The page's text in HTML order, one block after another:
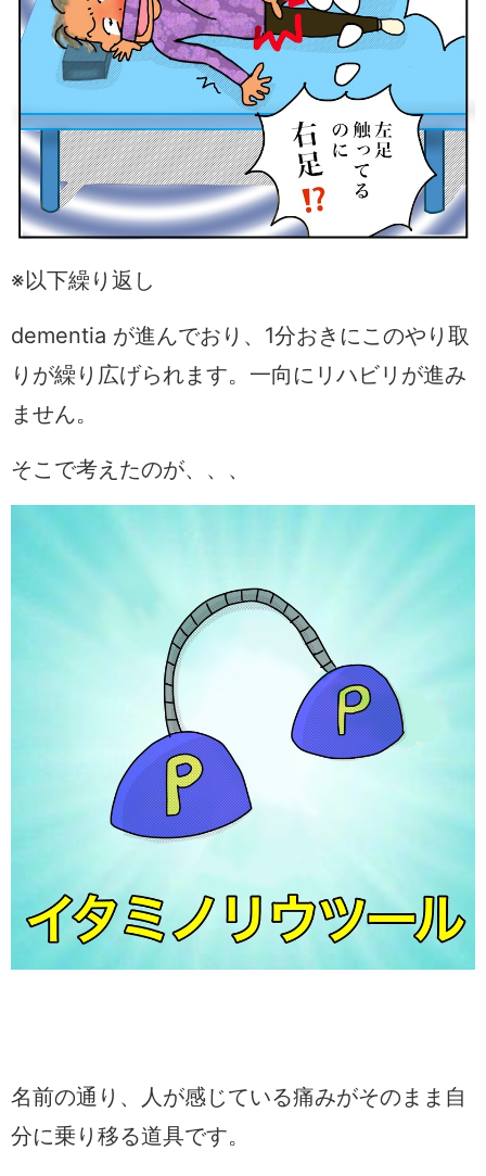
※以下繰り返し
dementia が進んでおり、1分おきにこのやり取
りが繰り広げられます。一向にリハビリが進み
ません。
そこで考えたのが、、、
名前の通り、人が感じている痛みがそのまま自
分に乗り移る道具です。